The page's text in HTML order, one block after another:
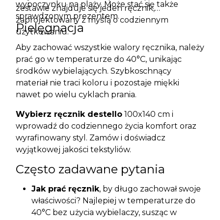
wypoczynku na plaży. Może stać się także
sprawdzonym prezentem.
zestawie znajduje się jeden ręcznik,
zaprojektowany z myślą o codziennym
użytkowaniu.
Pielęgnacja
Aby zachować wszystkie walory ręcznika, należy
prać go w temperaturze do 40°C, unikając
środków wybielających. Szybkoschnący
materiał nie traci koloru i pozostaje miękki
nawet po wielu cyklach prania.
Wybierz ręcznik destello 100x140 cm i
wprowadź do codziennego życia komfort oraz
wyrafinowany styl. Zamów i doświadcz
wyjątkowej jakości tekstyliów.
Często zadawane pytania
Jak prać ręcznik, by długo zachował swoje
właściwości? Najlepiej w temperaturze do
40°C bez użycia wybielaczy, susząc w